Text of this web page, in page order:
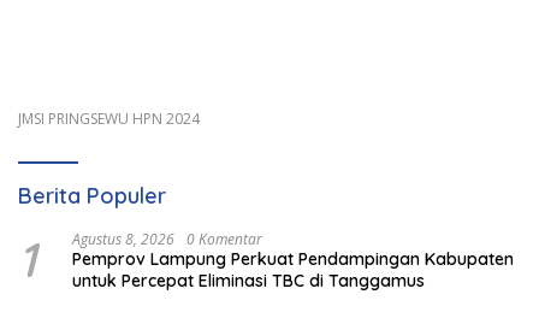
JMSI PRINGSEWU HPN 2024
Berita Populer
1 Agustus 8, 2026 0 Komentar
Pemprov Lampung Perkuat Pendampingan Kabupaten
untuk Percepat Eliminasi TBC di Tanggamus